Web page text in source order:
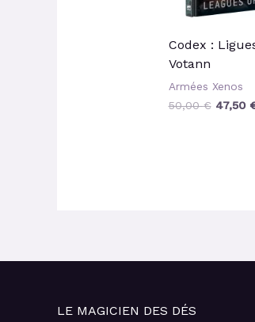
Codex :
Votann
Armées Xenos
50,00€ 47,50
LE MAGICIEN DES DÉS